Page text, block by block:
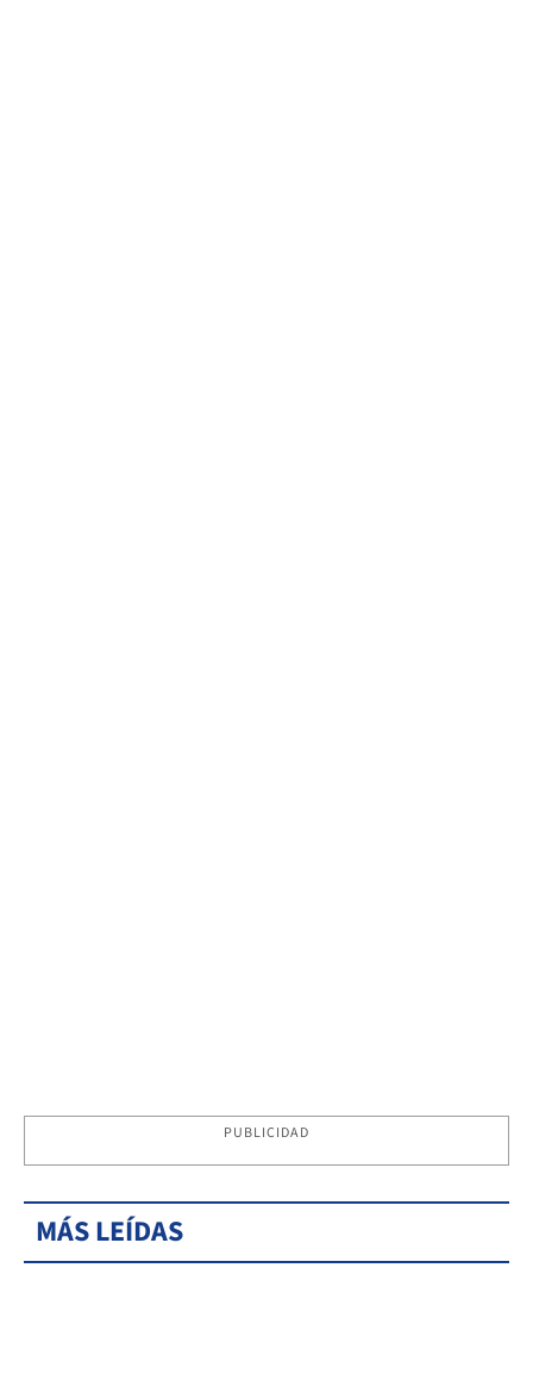
PUBLICIDAD
MÁS LEÍDAS